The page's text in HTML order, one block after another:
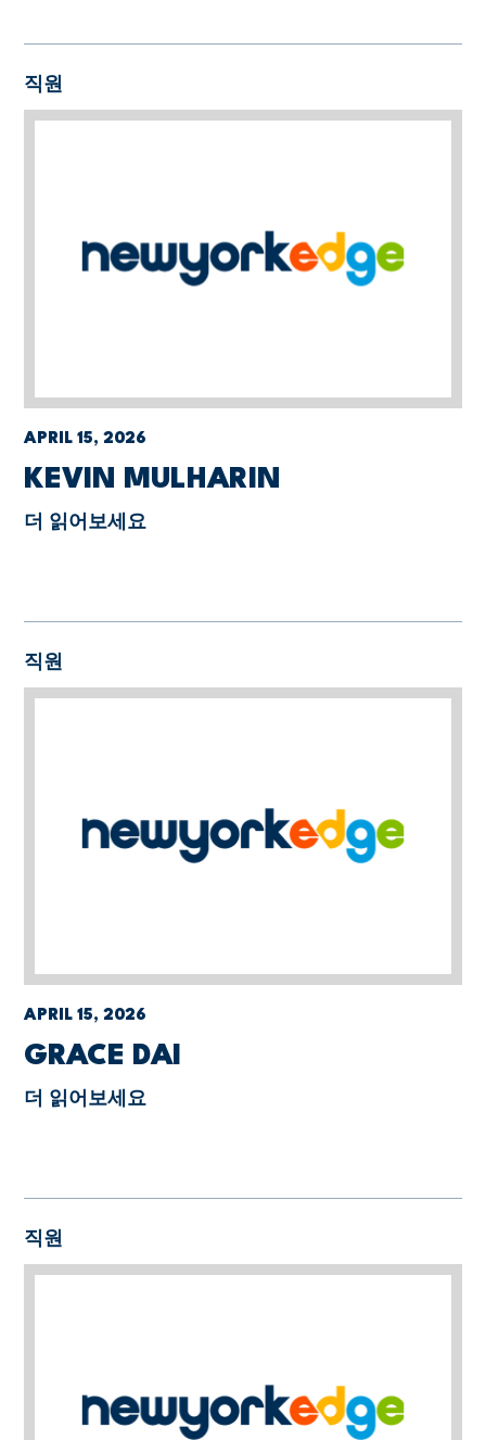
직원
APRIL 15, 2026
KEVIN MULHARIN
더 읽어보세요
직원
APRIL 15, 2026
GRACE DAI
더 읽어보세요
직원